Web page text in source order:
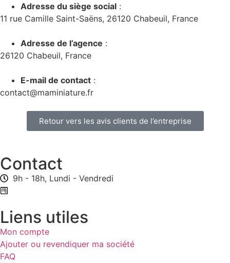
Adresse du siège social :
11 rue Camille Saint-Saëns, 26120 Chabeuil, France
Adresse de l’agence :
26120 Chabeuil, France
E-mail de contact :
contact@maminiature.fr
Retour vers les avis clients de l’entreprise
Contact
9h - 18h, Lundi - Vendredi
Liens utiles
Mon compte
Ajouter ou revendiquer ma société
FAQ